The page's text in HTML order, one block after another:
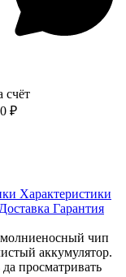
счёт
₽
Характеристики
Доставка Гарантия
чип
аккумулятор.
просматривать